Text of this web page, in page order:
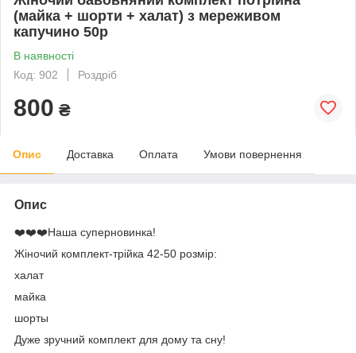
(майка + шорти + халат) з мереживом
капучино 50р
В наявності
Код: 902
Роздріб
800 ₴
Опис Доставка Оплата Умови повернення
Опис
❤️❤️❤️Наша суперновинка!
Жіночий комплект-трійка 42-50 розмір:
халат
майка
шорты
Дуже зручний комплект для дому та сну!